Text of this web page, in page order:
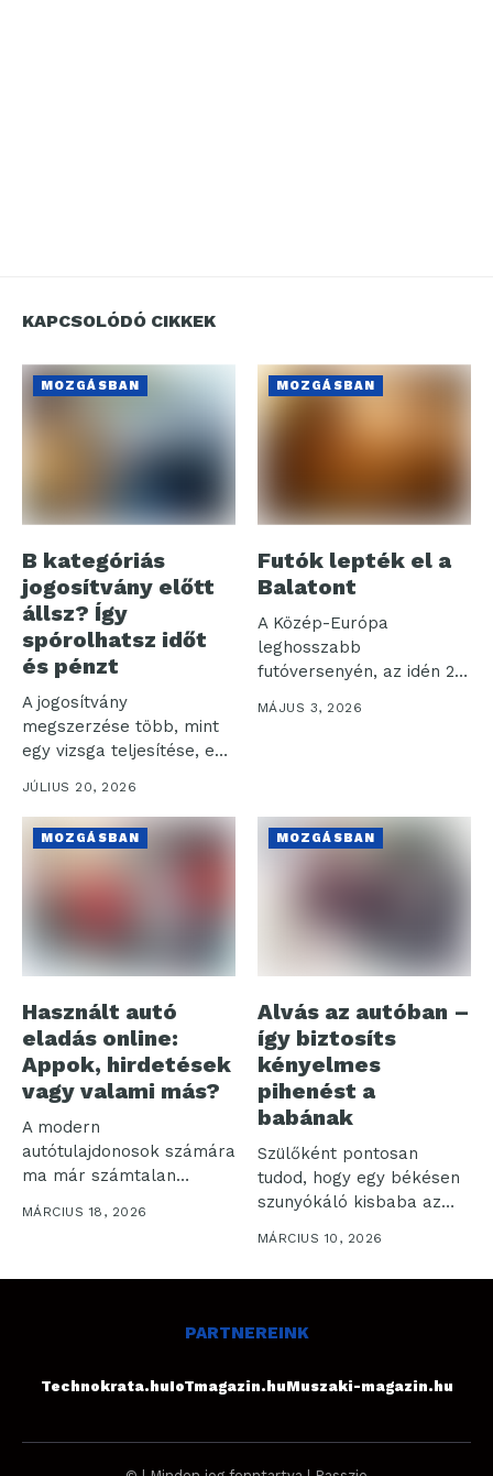
KAPCSOLÓDÓ CIKKEK
MOZGÁSBAN
B kategóriás
jogosítvány előtt
állsz? Így
spórolhatsz időt
és pénzt
A jogosítvány
megszerzése több, mint
egy vizsga teljesítése, ez
hosszú távú befektetés...
JÚLIUS 20, 2026
MOZGÁSBAN
Futók lepték el a
Balatont
A Közép-Európa
leghosszabb
futóversenyén, az idén 20.
alkalommal
megrendezett NN
MÁJUS 3, 2026
MOZGÁSBAN
Használt autó
eladás online:
Appok, hirdetések
vagy valami más?
A modern
autótulajdonosok számára
ma már számtalan
digitális platform áll
rendelkezésre, ha...
MÁRCIUS 18, 2026
MOZGÁSBAN
Alvás az autóban –
így biztosíts
kényelmes
pihenést a
babának
Szülőként pontosan
tudod, hogy egy békésen
szunyókáló kisbaba az
autóban a nyugodt...
MÁRCIUS 10, 2026
PARTNEREINK
Technokrata.huIoTmagazin.huMuszaki-magazin.hu